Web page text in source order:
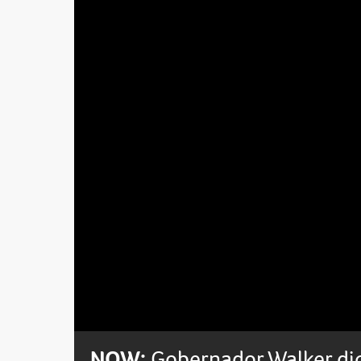
0%